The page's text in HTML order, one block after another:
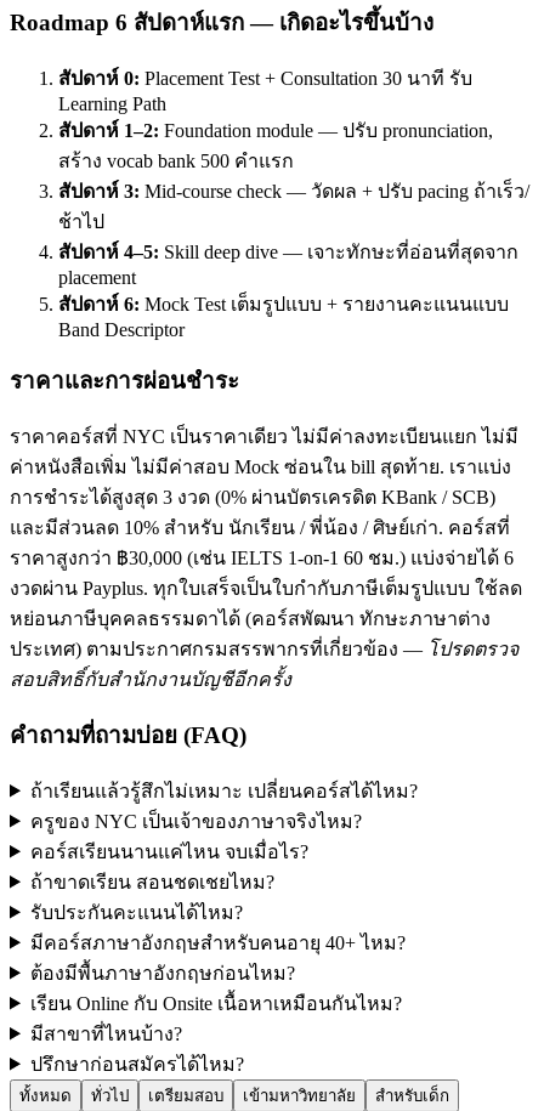
Roadmap 6 สัปดาห์แรก — เกิดอะไรขึ้นบ้าง
สัปดาห์ 0: Placement Test + Consultation 30 นาที รับ
Learning Path
สัปดาห์ 1–2: Foundation module — ปรับ pronunciation,
สร้าง vocab bank 500 คำแรก
สัปดาห์ 3: Mid-course check — วัดผล + ปรับ pacing ถ้าเร็ว/
ช้าไป
สัปดาห์ 4–5: Skill deep dive — เจาะทักษะที่อ่อนที่สุดจาก
placement
สัปดาห์ 6: Mock Test เต็มรูปแบบ + รายงานคะแนนแบบ
Band Descriptor
ราคาและการผ่อนชำระ
ราคาคอร์สที่ NYC เป็นราคาเดียว ไม่มีค่าลงทะเบียนแยก ไม่มี
ค่าหนังสือเพิ่ม ไม่มีค่าสอบ Mock ซ่อนใน bill สุดท้าย. เราแบ่ง
การชำระได้สูงสุด 3 งวด (0% ผ่านบัตรเครดิต KBank / SCB)
และมีส่วนลด 10% สำหรับ นักเรียน / พี่น้อง / ศิษย์เก่า. คอร์สที่
ราคาสูงกว่า ฿30,000 (เช่น IELTS 1-on-1 60 ชม.) แบ่งจ่ายได้ 6
งวดผ่าน Payplus. ทุกใบเสร็จเป็นใบกำกับภาษีเต็มรูปแบบ ใช้ลด
หย่อนภาษีบุคคลธรรมดาได้ (คอร์สพัฒนา ทักษะภาษาต่าง
ประเทศ) ตามประกาศกรมสรรพากรที่เกี่ยวข้อง — โปรดตรวจ
สอบสิทธิ์กับสำนักงานบัญชีอีกครั้ง
คำถามที่ถามบ่อย (FAQ)
ถ้าเรียนแล้วรู้สึกไม่เหมาะ เปลี่ยนคอร์สได้ไหม?
ครูของ NYC เป็นเจ้าของภาษาจริงไหม?
คอร์สเรียนนานแค่ไหน จบเมื่อไร?
ถ้าขาดเรียน สอนชดเชยไหม?
รับประกันคะแนนได้ไหม?
มีคอร์สภาษาอังกฤษสำหรับคนอายุ 40+ ไหม?
ต้องมีพื้นภาษาอังกฤษก่อนไหม?
เรียน Online กับ Onsite เนื้อหาเหมือนกันไหม?
มีสาขาที่ไหนบ้าง?
ปรึกษาก่อนสมัครได้ไหม?
ทั้งหมด ทั่วไป เตรียมสอบ เข้ามหาวิทยาลัย สำหรับเด็ก